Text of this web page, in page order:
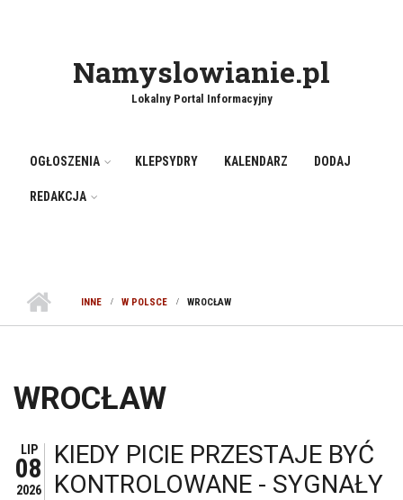
Namyslowianie.pl
Lokalny Portal Informacyjny
OGŁOSZENIA KLEPSYDRY KALENDARZ DODAJ
REDAKCJA
INNE W POLSCE WROCŁAW
WROCŁAW
LIP
08
2026
KIEDY PICIE PRZESTAJE BYĆ
KONTROLOWANE - SYGNAŁY